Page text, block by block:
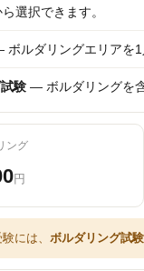
選択できます。
ボルダリングエリアを
験 ― ボルダリングを
ング
円
には、 ボルダリング試